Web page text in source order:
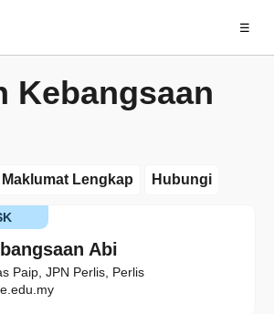
☰
Kebangsaan
Maklumat Lengkap Hubungi
Abi
Paip, JPN Perlis, Perlis